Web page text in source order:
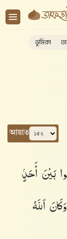
ভূমিকা
আয়াত
بَيْنَ أَحَدٍۢ
ٱللَّهُ